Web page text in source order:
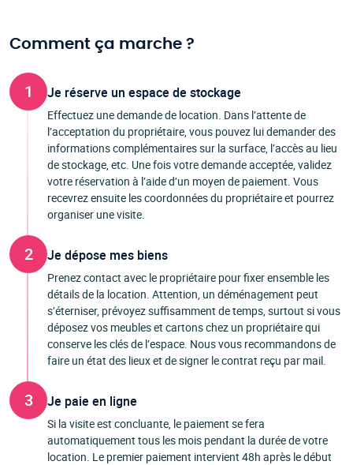
Comment ça marche ?
1 Je réserve un espace de stockage
Effectuez une demande de location. Dans l’attente de
l’acceptation du propriétaire, vous pouvez lui demander des
informations complémentaires sur la surface, l’accès au lieu
de stockage, etc. Une fois votre demande acceptée, validez
votre réservation à l’aide d’un moyen de paiement. Vous
recevrez ensuite les coordonnées du propriétaire et pourrez
organiser une visite.
2 Je dépose mes biens
Prenez contact avec le propriétaire pour fixer ensemble les
détails de la location. Attention, un déménagement peut
s’éterniser, prévoyez suffisamment de temps, surtout si vous
déposez vos meubles et cartons chez un propriétaire qui
conserve les clés de l’espace. Nous vous recommandons de
faire un état des lieux et de signer le contrat reçu par mail.
3 Je paie en ligne
Si la visite est concluante, le paiement se fera
automatiquement tous les mois pendant la durée de votre
location. Le premier paiement intervient 48h après le début